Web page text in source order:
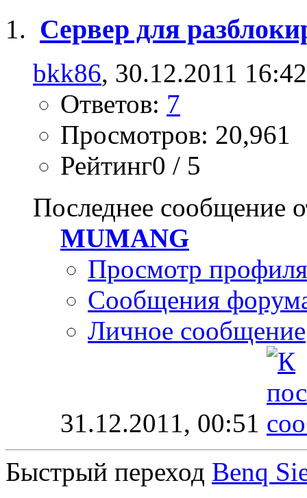
Сервер для
bkk86, 30.12.2011 16:42
Ответов: 7
Просмотров: 20,961
Рейтинг0 / 5
Последнее сообщение
MUMANG
Просмотр профиля
Сообщения
Личное сообщение
31.12.2011, 00:51
Быстрый переход Benq